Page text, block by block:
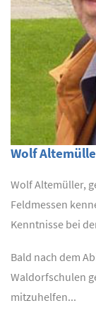
Wolf
Wolf Altemüller,
Feldmessen
Kenntnisse bei
Bald nach dem
Waldorfschulen
mitzuhelfen...